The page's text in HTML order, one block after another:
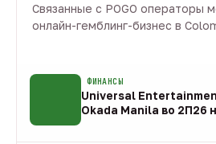
Связанные с POGO операторы
онлайн-гемблинг-бизнес в
ФИНАНСЫ
Universal
Okada Manila во 2П26